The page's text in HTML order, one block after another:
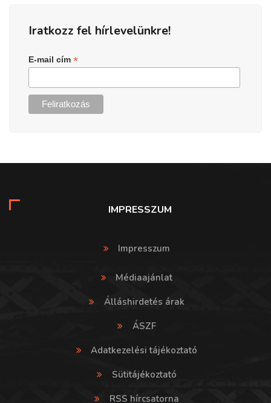
Iratkozz fel hírlevelünkre!
E-mail cím*
IMPRESSZUM
Impresszum
Médiaajánlat
Álláshirdetés árak
ÁSZF
Adatkezelési tájékoztató
Sütitájékoztató
RSS hírcsatorna